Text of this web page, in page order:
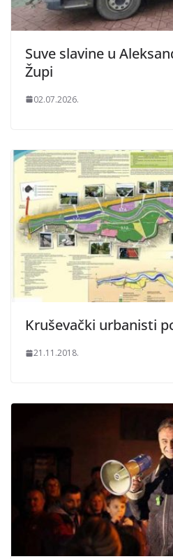
Suve slavine u
Župi
02.07.2026.
Kruševački urbanisti
21.11.2018.